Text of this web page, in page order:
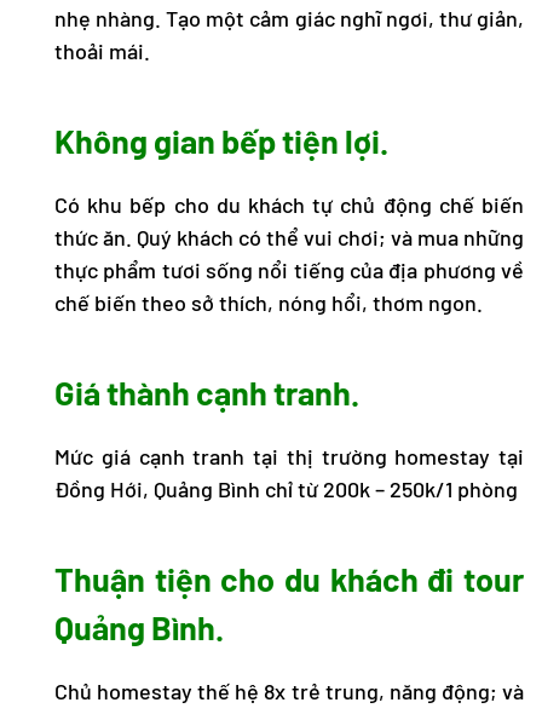
nhẹ nhàng. Tạo một cảm giác nghĩ ngơi, thư giản,
thoải mái.
Không gian bếp tiện lợi.
Có khu bếp cho du khách tự chủ động chế biến
thức ăn. Quý khách có thể vui chơi; và mua những
thực phẩm tươi sống nổi tiếng của địa phương về
chế biến theo sở thích, nóng hổi, thơm ngon.
Giá thành cạnh tranh.
Mức giá cạnh tranh tại thị trường homestay tại
Đồng Hới, Quảng Bình chỉ từ 200k – 250k/1 phòng
Thuận tiện cho du khách đi tour
Quảng Bình.
Chủ homestay thế hệ 8x trẻ trung, năng động; và